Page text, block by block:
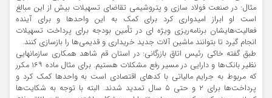
مثال: در صنعت فولاد سازی و پتروشیمی تقاضای تسهیلات بیش از این مبالغ
است او ابراز امیدواری کرد برای کمک به این واحدها و برای آینده
فعالیت‌هایشان برنامه‌ریزی ویژه ای در تأمین بودجه برای پرداخت تسهیلات
انجام گیرد تا بتوانند ماشین آلات جدید خریداری و قدیمی‌ها را بازسازی کنند.
طبق گفته خاکی رئیس اتاق بازرگانی: در استان قم شاهد همکاری سازمانهایی
نظیر بانک‌ها و دارایی در مسیر رفع مشکلات هستیم. برای مثال ماده ۱۶۹ مکرر
که مربوط به جرایم مالیاتی با کدهای اقتصادی است به واحدها کمک کرد و
پرداخت‌ها برای ۲ و حتی ۵ سال تمدید شدند. البته با توجه به شکایت‌ها